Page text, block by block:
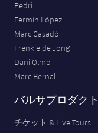
Pedri
Fermín López
Marc Casadó
Frenkie de Jong
Dani Olmo
Marc Bernal
バルサプロダクト
チケット & Live Tours